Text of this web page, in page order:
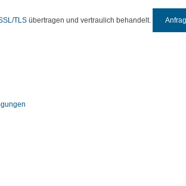
TLS übertragen und vertraulich behandelt.